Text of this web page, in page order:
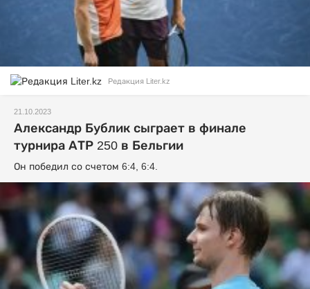
Редакция Liter.kz
21.10.2023
Александр Бублик сыграет в финале
турнира АТР 250 в Бельгии
Он победил со счетом 6:4, 6:4.